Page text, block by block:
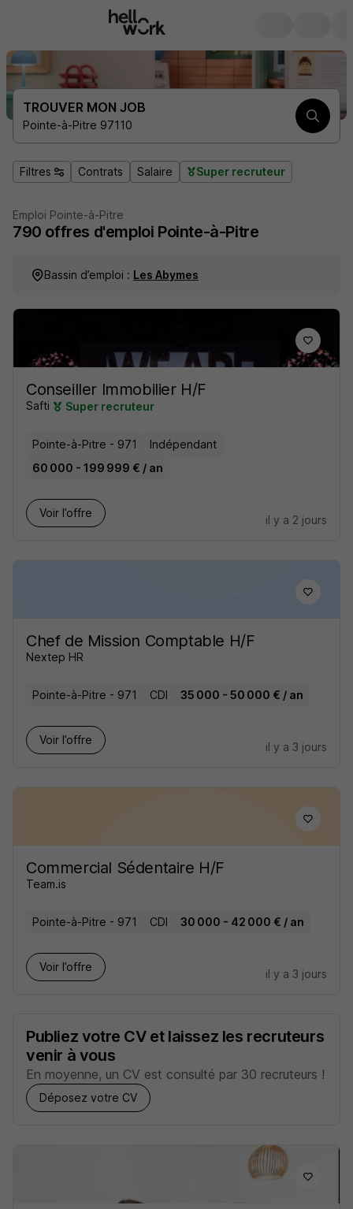
TROUVER MON JOB
Pointe-à-Pitre 97110
Filtres Contrats Salaire Super recruteur
Emploi Pointe-à-Pitre
790 offres d'emploi Pointe-à-Pitre
Bassin d’emploi : Les Abymes
Conseiller Immobilier H/F
Safti Super recruteur
Pointe-à-Pitre - 971
Indépendant
60 000 - 199 999 € / an
Voir l’offre
il y a 2 jours
Chef de Mission Comptable H/F
Nextep HR
Pointe-à-Pitre - 971 CDI 35 000 - 50 000 € / an
Voir l’offre
il y a 3 jours
Commercial Sédentaire H/F
Team.is
Pointe-à-Pitre - 971 CDI 30 000 - 42 000 € / an
Voir l’offre
il y a 3 jours
Publiez votre CV et laissez les recruteurs
venir à vous
En moyenne, un CV est consulté par 30 recruteurs !
Déposez votre CV